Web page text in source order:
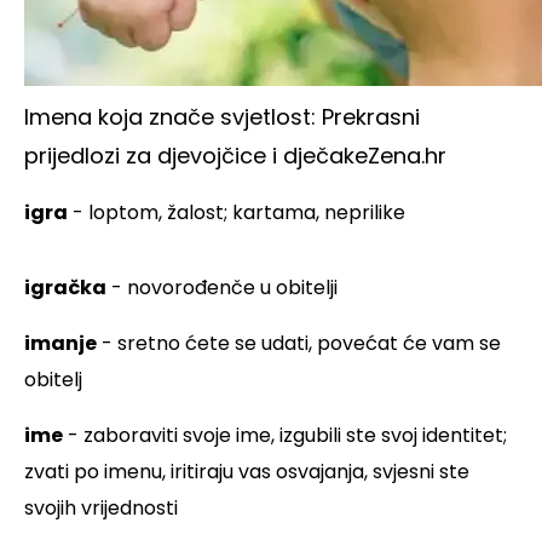
Imena koja znače svjetlost: Prekrasni
prijedlozi za djevojčice i dječakeZena.hr
igra - loptom, žalost; kartama, neprilike
igračka - novorođenče u obitelji
imanje - sretno ćete se udati, povećat će vam se
obitelj
ime - zaboraviti svoje ime, izgubili ste svoj identitet;
zvati po imenu, iritiraju vas osvajanja, svjesni ste
svojih vrijednosti